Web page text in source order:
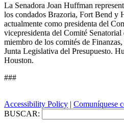
La Senadora Joan Huffman
los condados Brazoria, Fort Bend y
actualmente como presidenta del
vicepresidenta del Comité
miembro de los comités de
Junta Legislativa del Presupuesto.
Houston.
###
Accessibility Policy | Comuníquese
BUSCAR: